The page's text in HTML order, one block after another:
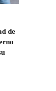
de